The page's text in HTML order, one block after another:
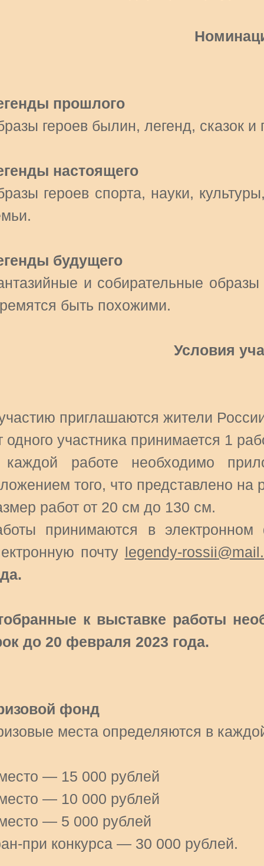
прошлого
героев былин, легенд, сказок и
настоящего
героев спорта, науки,
будущего
и собирательные образы
быть похожими.
Условия
приглашаются жители
одного участника принимается 1
работе необходимо
того, что представлено на
работ от 20 см до 130 см.
принимаются в
почту legendy-
к выставке работы
до 20 февраля 2023 года.
фонд
места определяются в
— 15 000 рублей
— 10 000 рублей
— 5 000 рублей
при конкурса — 30 000 рублей.